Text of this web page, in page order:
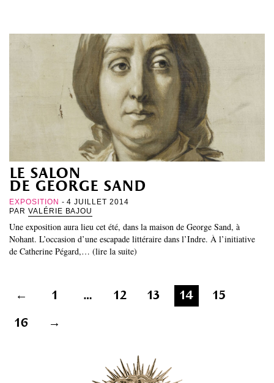
le salon
de george sand
EXPOSITION - 4 JUILLET 2014
PAR VALÉRIE BAJOU
Une exposition aura lieu cet été, dans la maison de George Sand, à
Nohant. L’occasion d’une escapade littéraire dans l’Indre. À l’initiative
de Catherine Pégard,… (lire la suite)
Pagination
des
publications
← 1 … 12 13 14
15
16
→